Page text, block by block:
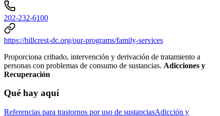
202-232-6100
https://hillcrest-dc.org/our-programs/family-services
Proporciona cribado, intervención y derivación de tratamiento a
personas con problemas de consumo de sustancias. Adicciones y
Recuperación
Qué hay aquí
Referencias para trastornos por uso de sustanciasAdicción y